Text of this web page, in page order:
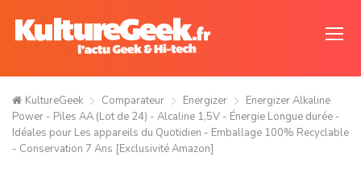
KultureGeek Comparateur Energizer
Energizer Alkaline
Power - Piles AA (Lot de 24) - Alcaline 1,5V - Énergie Longue durée -
Idéales pour Les appareils du Quotidien - Emballage 100% Recyclable
- Conservation 7 Ans [Exclusivité Amazon]